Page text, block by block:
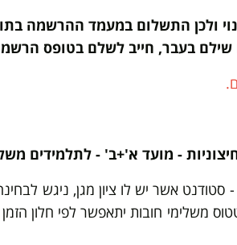
ולכן התשלום במעמד ההרשמה
שילם בעבר, חייב לשלם בטופס
- מועד א'+ב' - לתלמידים
- סטודנט אשר יש לו ציון מגן, ניגש
משלימי חובות יתאפשר לפי חלון